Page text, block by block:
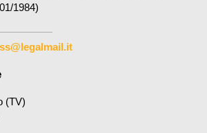
1984)
(TV)